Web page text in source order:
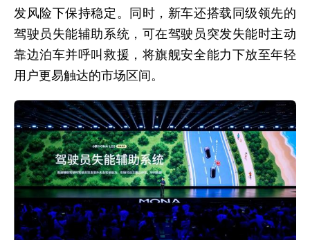
发风险下保持稳定。同时，新车还搭载同级领先的
驾驶员失能辅助系统，可在驾驶员突发失能时主动
靠边泊车并呼叫救援，将旗舰安全能力下放至年轻
用户更易触达的市场区间。